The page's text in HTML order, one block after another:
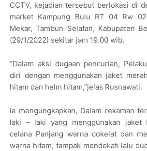
CCTV, kejadian tersebut berlokasi di
market Kampung Bulu RT 04 Rw
Mekar, Tambun Selatan, Kabupaten
(29/1/2022) sekitar jam 19.00 wib.
“Dalam aksi dugaan pencurian,
diri dengan menggunakan jaket
hitam dan helm hitam,”jelas Rusnawati.
Ia mengungkapkan, Dalam rekaman
laki – laki yang menggunakan jaket
celana Panjang warna cokelat dan
warna hitam, tampak mendekati lalu